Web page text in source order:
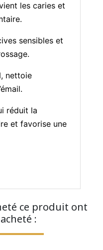
les caries et
sensibles et
nettoie
réduit la
et favorise une
ce produit ont
: